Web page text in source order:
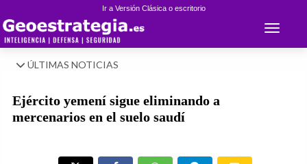
Ir a Versión Clásica o escritorio
Toggle
ÚLTIMAS NOTICIAS
Ejército yemení sigue eliminando a
mercenarios en el suelo saudí